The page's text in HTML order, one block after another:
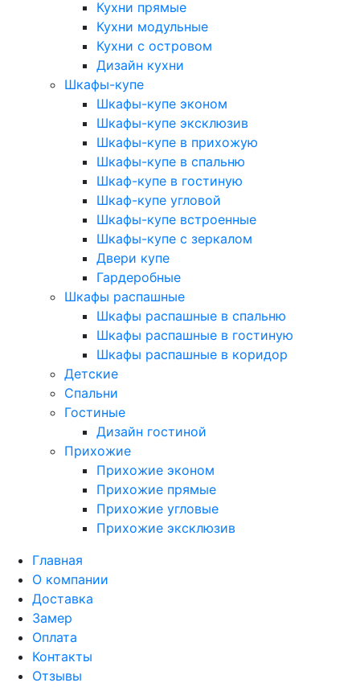
Кухни прямые
Кухни модульные
Кухни с островом
Дизайн кухни
Шкафы-купе
Шкафы-купе эконом
Шкафы-купе эксклюзив
Шкафы-купе в прихожую
Шкафы-купе в спальню
Шкаф-купе в гостиную
Шкаф-купе угловой
Шкафы-купе встроенные
Шкафы-купе с зеркалом
Двери купе
Гардеробные
Шкафы распашные
Шкафы распашные в спальню
Шкафы распашные в гостиную
Шкафы распашные в коридор
Детские
Спальни
Гостиные
Дизайн гостиной
Прихожие
Прихожие эконом
Прихожие прямые
Прихожие угловые
Прихожие эксклюзив
Главная
О компании
Доставка
Замер
Оплата
Контакты
Отзывы